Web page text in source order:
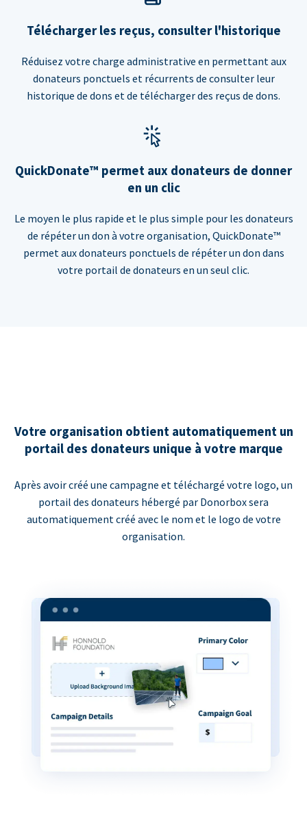
Télécharger les reçus, consulter l'historique
Réduisez votre charge administrative en permettant aux
donateurs ponctuels et récurrents de consulter leur
historique de dons et de télécharger des reçus de dons.
QuickDonate™ permet aux donateurs de donner
en un clic
Le moyen le plus rapide et le plus simple pour les donateurs
de répéter un don à votre organisation, QuickDonate™
permet aux donateurs ponctuels de répéter un don dans
votre portail de donateurs en un seul clic.
Votre organisation obtient automatiquement un
portail des donateurs unique à votre marque
Après avoir créé une campagne et téléchargé votre logo, un
portail des donateurs hébergé par Donorbox sera
automatiquement créé avec le nom et le logo de votre
organisation.